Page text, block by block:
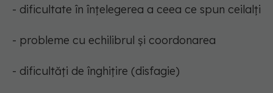
- dificultate în înțelegerea a ceea ce spun ceilalți
- probleme cu echilibrul și coordonarea
- dificultăți de înghițire (disfagie)